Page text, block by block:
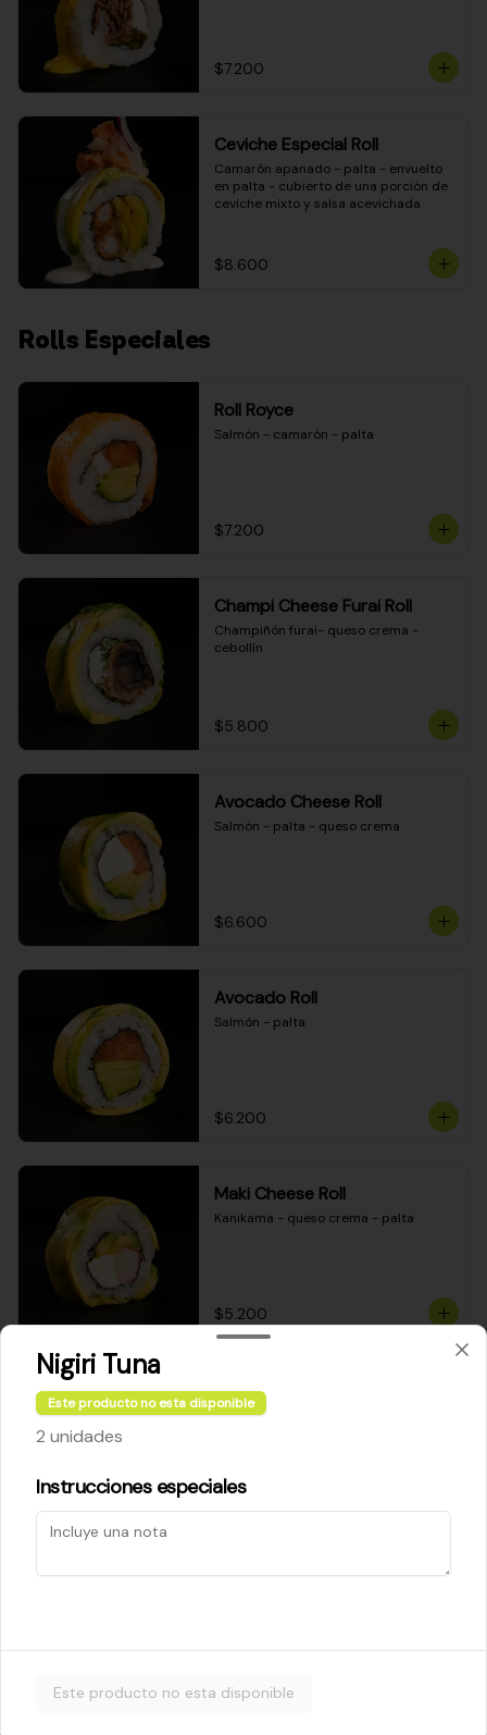
$7.200
Ceviche Especial Roll
Camarón apanado - palta - envuelto
en palta - cubierto de una porción de
ceviche mixto y salsa acevichada
$8.600
Rolls Especiales
Roll Royce
Salmón - camarón - palta
$7.200
Champi Cheese Furai Roll
Champiñón furai- queso crema -
cebollín
$5.800
Avocado Cheese Roll
Salmón - palta - queso crema
$6.600
Avocado Roll
Salmón - palta
$6.200
Maki Cheese Roll
Kanikama - queso crema - palta
$5.200
Cheese Roll
Queso crema - palta - cebollín
$5.200
$5.800
Nigiri Tuna
Este producto no esta disponible
2 unidades
Instrucciones especiales
Este producto no esta disponible